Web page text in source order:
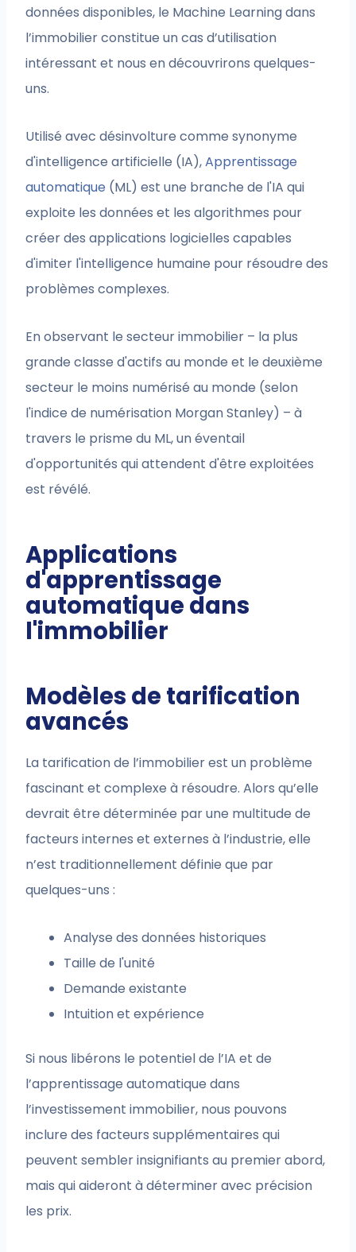
données disponibles, le Machine Learning dans
l’immobilier constitue un cas d’utilisation
intéressant et nous en découvrirons quelques-
uns.
Utilisé avec désinvolture comme synonyme
d'intelligence artificielle (IA),Apprentissage
automatique (ML) est une branche de l'IA qui
exploite les données et les algorithmes pour
créer des applications logicielles capables
d'imiter l'intelligence humaine pour résoudre des
problèmes complexes.
En observant le secteur immobilier – la plus
grande classe d'actifs au monde et le deuxième
secteur le moins numérisé au monde (selon
l'indice de numérisation Morgan Stanley) – à
travers le prisme du ML, un éventail
d'opportunités qui attendent d'être exploitées
est révélé.
Applications
d'apprentissage
automatique dans
l'immobilier
Modèles de tarification
avancés
La tarification de l’immobilier est un problème
fascinant et complexe à résoudre. Alors qu’elle
devrait être déterminée par une multitude de
facteurs internes et externes à l’industrie, elle
n’est traditionnellement définie que par
quelques-uns :
Analyse des données historiques
Taille de l'unité
Demande existante
Intuition et expérience
Si nous libérons le potentiel de l’IA et de
l’apprentissage automatique dans
l’investissement immobilier, nous pouvons
inclure des facteurs supplémentaires qui
peuvent sembler insignifiants au premier abord,
mais qui aideront à déterminer avec précision
les prix.